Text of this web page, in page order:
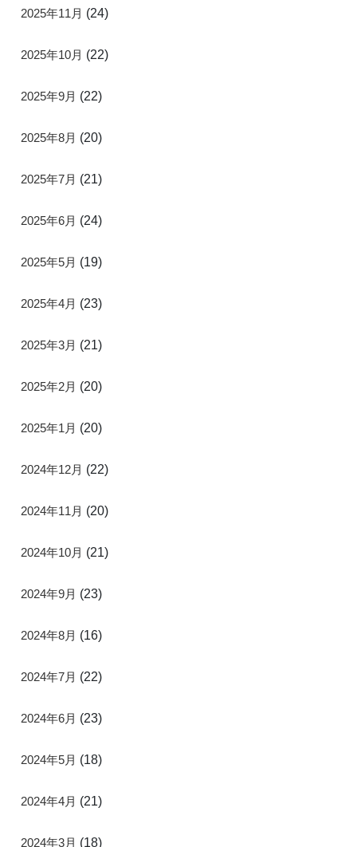
2025年11月 (24)
2025年10月 (22)
2025年9月 (22)
2025年8月 (20)
2025年7月 (21)
2025年6月 (24)
2025年5月 (19)
2025年4月 (23)
2025年3月 (21)
2025年2月 (20)
2025年1月 (20)
2024年12月 (22)
2024年11月 (20)
2024年10月 (21)
2024年9月 (23)
2024年8月 (16)
2024年7月 (22)
2024年6月 (23)
2024年5月 (18)
2024年4月 (21)
2024年3月 (18)